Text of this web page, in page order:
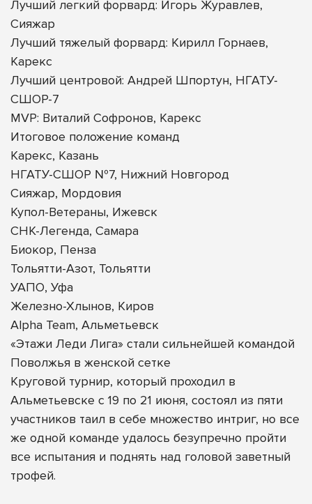
Лучший легкий форвард: Игорь Журавлев,
Сияжар
Лучший тяжелый форвард: Кирилл Горнаев,
Карекс
Лучший центровой: Андрей Шпортун, НГАТУ-
СШОР-7
MVP: Виталий Софронов, Карекс
Итоговое положение команд
Карекс, Казань
НГАТУ-СШОР №7, Нижний Новгород
Сияжар, Мордовия
Купол-Ветераны, Ижевск
СНК-Легенда, Самара
Биокор, Пенза
Тольятти-Азот, Тольятти
УАПО, Уфа
Железно-Хлынов, Киров
Alpha Team, Альметьевск
«Этажи Леди Лига» стали сильнейшей командой
Поволжья в женской сетке
Круговой турнир, который проходил в
Альметьевске с 19 по 21 июня, состоял из пяти
участников таил в себе множество интриг, но все
же одной команде удалось безупречно пройти
все испытания и поднять над головой заветный
трофей.